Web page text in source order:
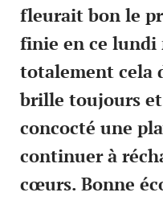
fleurait bon le
finie en ce lundi
totalement cela
brille toujours et
concocté une
continuer à
cœurs. Bonne